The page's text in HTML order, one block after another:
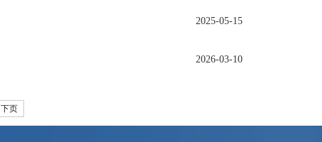
2025-05-15
2026-03-10
下页